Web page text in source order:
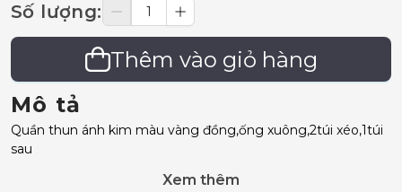
Số lượng:
Thêm vào giỏ hàng
Mô tả
Quần thun ánh kim màu vàng đồng,ống xuông,2túi xéo,1túi
sau
Xem thêm